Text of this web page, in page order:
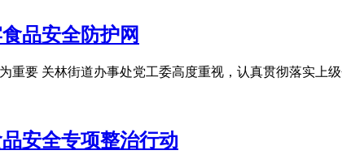
品安全防护网
重要 关林街道办事处党工委高度重视，认真贯彻落实
安全专项整治行动